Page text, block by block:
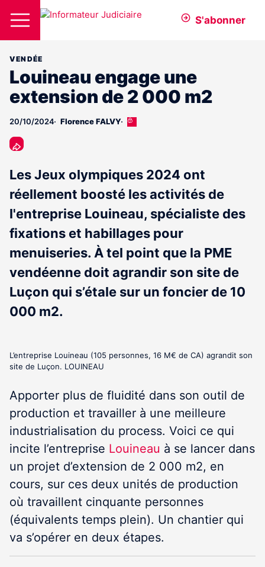
S'abonner
VENDÉE
Louineau engage une
extension de 2 000 m2
20/10/2024 Florence FALVY
Cet
abonnés
Les Jeux olympiques 2024 ont
réellement boosté les activités de
l'entreprise Louineau, spécialiste des
fixations et habillages pour
menuiseries. À tel point que la PME
vendéenne doit agrandir son site de
Luçon qui s’étale sur un foncier de 10
000 m2.
L’entreprise Louineau (105 personnes, 16 M€ de CA) agrandit son
site de Luçon. LOUINEAU
Apporter plus de fluidité dans son outil de
production et travailler à une meilleure
industrialisation du process. Voici ce qui
incite l’entreprise Louineau à se lancer dans
un projet d’extension de 2 000 m2, en
cours, sur ces deux unités de production
où travaillent cinquante personnes
(équivalents temps plein). Un chantier qui
va s’opérer en deux étapes.